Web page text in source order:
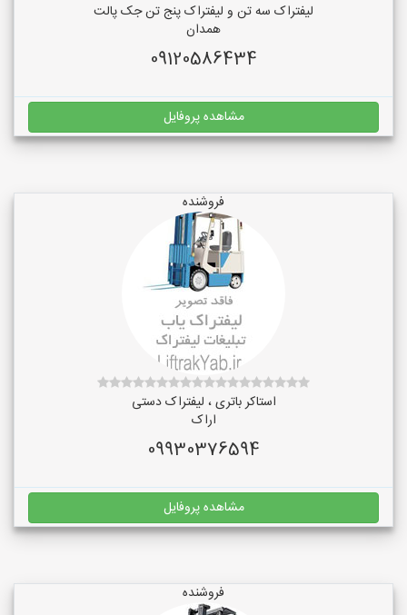
لیفتراک سه تن و لیفتراک پنج تن جک پالت
همدان
09120586434
مشاهده پروفایل
فروشنده
استاکر باتری ، لیفتراک دستی
اراک
09930376594
مشاهده پروفایل
فروشنده